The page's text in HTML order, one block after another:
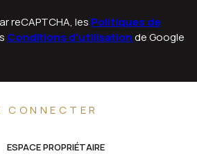
reCAPTCHA, les Politiques de
Conditions d'utilisationde Google
CONNECTER
ESPACE PROPRIÉTAIRE